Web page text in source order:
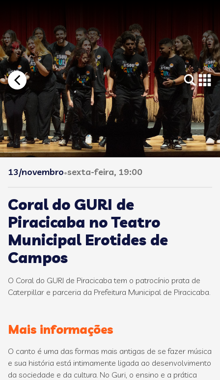
13/novembro•sexta-feira, 19:00
Coral do GURI de
Piracicaba no Teatro
Municipal Erotides de
Campos
O Coral do GURI de Piracicaba tem o patrocínio prata de
Caterpillar e parceria da Prefeitura Municipal de Piracicaba.
Mais informações
O canto é uma das formas mais antigas de se fazer música
e sua história está intimamente ligada ao desenvolvimento
da sociedade e da cultura. No Guri, o ensino e a prática